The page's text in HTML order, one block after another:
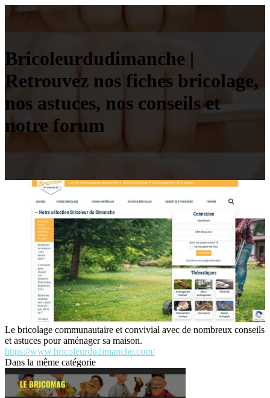
Bricoleur­dudi­manche |
Retrouvez nos fiches bricolage,
nos astuces, nos conseils et
notre forum
Le bricolage communautaire et convivial avec de nombreux conseils
et astuces pour aménager sa maison.
https://www.bricoleurdudimanche.com/
Dans la même catégorie